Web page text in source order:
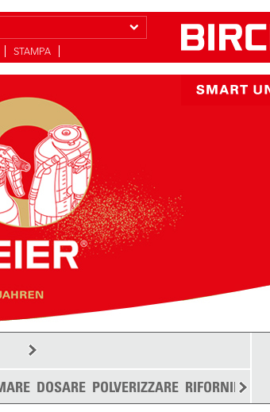
STAMPA
DOSARE POLVERIZZARE RIFORNIRE